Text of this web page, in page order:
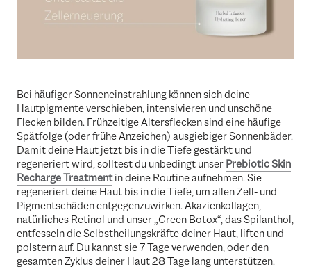
Bei häufiger Sonneneinstrahlung können sich deine
Hautpigmente verschieben, intensivieren und unschöne
Flecken bilden. Frühzeitige Altersflecken sind eine häufige
Spätfolge (oder frühe Anzeichen) ausgiebiger Sonnenbäder.
Damit deine Haut jetzt bis in die Tiefe gestärkt und
regeneriert wird, solltest du unbedingt unser Prebiotic Skin
Recharge Treatmentin deine Routine aufnehmen. Sie
regeneriert deine Haut bis in die Tiefe, um allen Zell- und
Pigmentschäden entgegenzuwirken. Akazienkollagen,
natürliches Retinol und unser „Green Botox“, das Spilanthol,
entfesseln die Selbstheilungskräfte deiner Haut, liften und
polstern auf. Du kannst sie 7 Tage verwenden, oder den
gesamten Zyklus deiner Haut 28 Tage lang unterstützen.